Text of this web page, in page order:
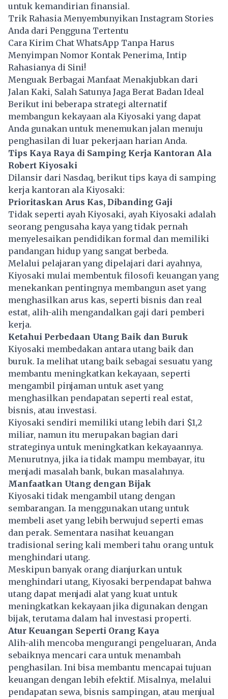
untuk kemandirian finansial.
Trik Rahasia Menyembunyikan Instagram Stories
Anda dari Pengguna Tertentu
Cara Kirim Chat WhatsApp Tanpa Harus
Menyimpan Nomor Kontak Penerima, Intip
Rahasianya di Sini!
Menguak Berbagai Manfaat Menakjubkan dari
Jalan Kaki, Salah Satunya Jaga Berat Badan Ideal
Berikut ini beberapa strategi alternatif
membangun kekayaan ala Kiyosaki yang dapat
Anda gunakan untuk menemukan jalan menuju
penghasilan di luar pekerjaan harian Anda.
Tips Kaya Raya di Samping Kerja Kantoran Ala
Robert Kiyosaki
Dilansir dari Nasdaq, berikut tips kaya di samping
kerja kantoran ala Kiyosaki:
Prioritaskan Arus Kas, Dibanding Gaji
Tidak seperti ayah Kiyosaki, ayah Kiyosaki adalah
seorang pengusaha kaya yang tidak pernah
menyelesaikan pendidikan formal dan memiliki
pandangan hidup yang sangat berbeda.
Melalui pelajaran yang dipelajari dari ayahnya,
Kiyosaki mulai membentuk filosofi keuangan yang
menekankan pentingnya membangun aset yang
menghasilkan arus kas, seperti bisnis dan real
estat, alih-alih mengandalkan gaji dari pemberi
kerja.
Ketahui Perbedaan Utang Baik dan Buruk
Kiyosaki membedakan antara utang baik dan
buruk. Ia melihat utang baik sebagai sesuatu yang
membantu meningkatkan kekayaan, seperti
mengambil pinjaman untuk aset yang
menghasilkan pendapatan seperti real estat,
bisnis, atau investasi.
Kiyosaki sendiri memiliki utang lebih dari $1,2
miliar, namun itu merupakan bagian dari
strateginya untuk meningkatkan kekayaannya.
Menurutnya, jika ia tidak mampu membayar, itu
menjadi masalah bank, bukan masalahnya.
Manfaatkan Utang dengan Bijak
Kiyosaki tidak mengambil utang dengan
sembarangan. Ia menggunakan utang untuk
membeli aset yang lebih berwujud seperti emas
dan perak. Sementara nasihat keuangan
tradisional sering kali memberi tahu orang untuk
menghindari utang.
Meskipun banyak orang dianjurkan untuk
menghindari utang, Kiyosaki berpendapat bahwa
utang dapat menjadi alat yang kuat untuk
meningkatkan kekayaan jika digunakan dengan
bijak, terutama dalam hal investasi properti.
Atur Keuangan Seperti Orang Kaya
Alih-alih mencoba mengurangi pengeluaran, Anda
sebaiknya mencari cara untuk menambah
penghasilan. Ini bisa membantu mencapai tujuan
keuangan dengan lebih efektif. Misalnya, melalui
pendapatan sewa, bisnis sampingan, atau menjual